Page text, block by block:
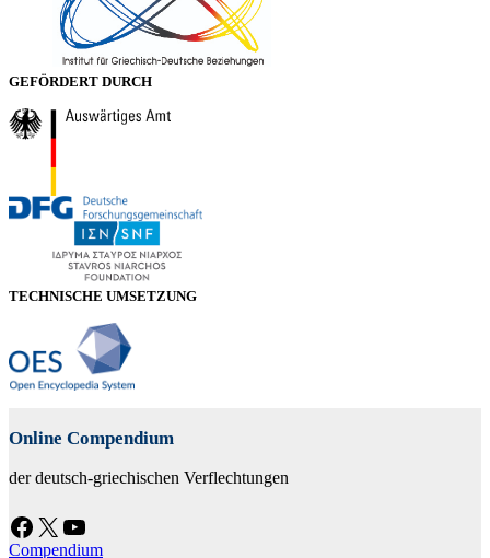
GEFÖRDERT DURCH
TECHNISCHE UMSETZUNG
Online Compendium
der deutsch-griechischen Verflechtungen
Facebook X YouTube
Compendium